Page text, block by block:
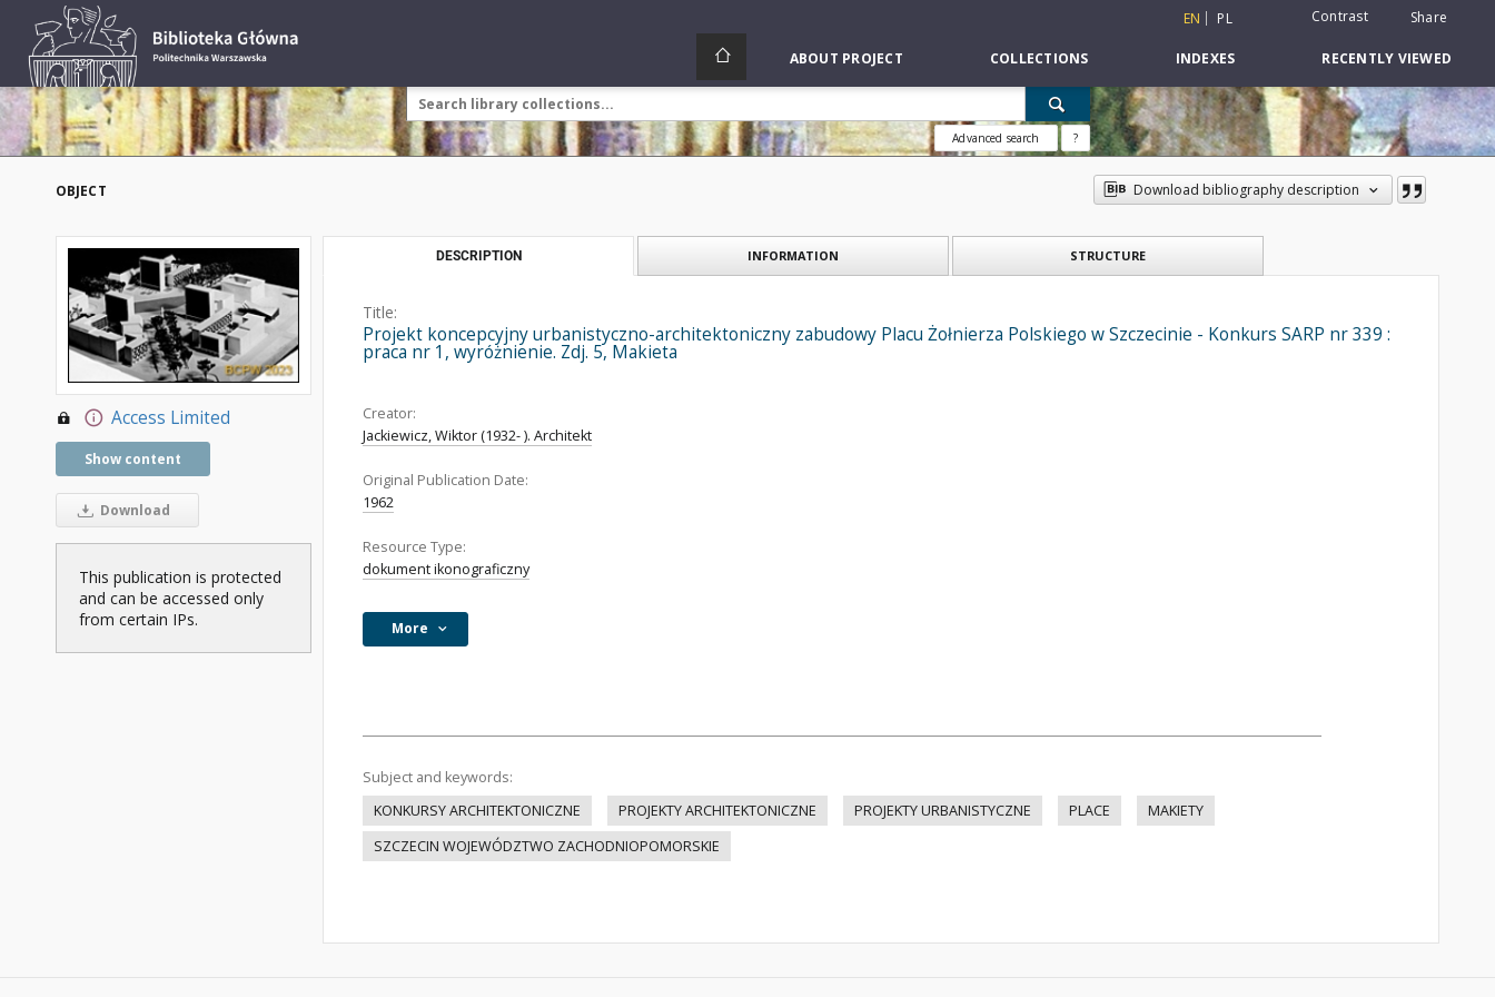
EN PL Contrast Share
ABOUT PROJECT COLLECTIONS INDEXES RECENTLY VIEWED
Advanced search ?
OBJECT Download bibliography description
Access Limited
Show content
Download
This publication is protected
and can be accessed only
from certain IPs.
DESCRIPTION INFORMATION STRUCTURE
Title:
Projekt koncepcyjny urbanistyczno-architektoniczny zabudowy Placu Żołnierza Polskiego w Szczecinie - Konkurs SARP nr 339 :
praca nr 1, wyróżnienie. Zdj. 5, Makieta
Creator:
Jackiewicz, Wiktor (1932- ). Architekt
Original Publication Date:
1962
Resource Type:
dokument ikonograficzny
More
Subject and keywords:
KONKURSY ARCHITEKTONICZNE
PROJEKTY ARCHITEKTONICZNE PROJEKTY URBANISTYCZNE PLACE
MAKIETY
SZCZECIN WOJEWÓDZTWO ZACHODNIOPOMORSKIE